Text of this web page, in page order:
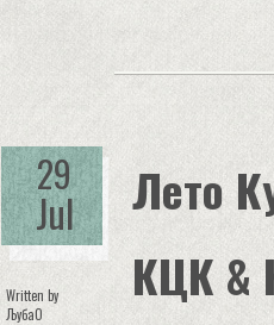
29
Jul
Written by
ЉубаО
Лето
КЦК &